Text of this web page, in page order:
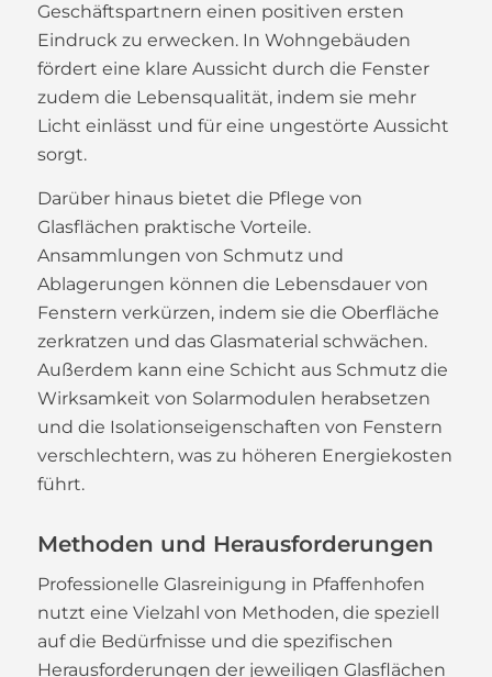
Geschäftspartnern einen positiven ersten
Eindruck zu erwecken. In Wohngebäuden
fördert eine klare Aussicht durch die Fenster
zudem die Lebensqualität, indem sie mehr
Licht einlässt und für eine ungestörte Aussicht
sorgt.
Darüber hinaus bietet die Pflege von
Glasflächen praktische Vorteile.
Ansammlungen von Schmutz und
Ablagerungen können die Lebensdauer von
Fenstern verkürzen, indem sie die Oberfläche
zerkratzen und das Glasmaterial schwächen.
Außerdem kann eine Schicht aus Schmutz die
Wirksamkeit von Solarmodulen herabsetzen
und die Isolationseigenschaften von Fenstern
verschlechtern, was zu höheren Energiekosten
führt.
Methoden und Herausforderungen
Professionelle Glasreinigung in Pfaffenhofen
nutzt eine Vielzahl von Methoden, die speziell
auf die Bedürfnisse und die spezifischen
Herausforderungen der jeweiligen Glasflächen